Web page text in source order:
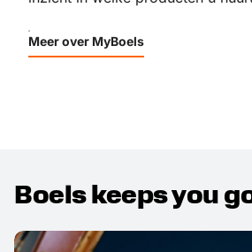
Meer over MyBoels
Boels keeps you